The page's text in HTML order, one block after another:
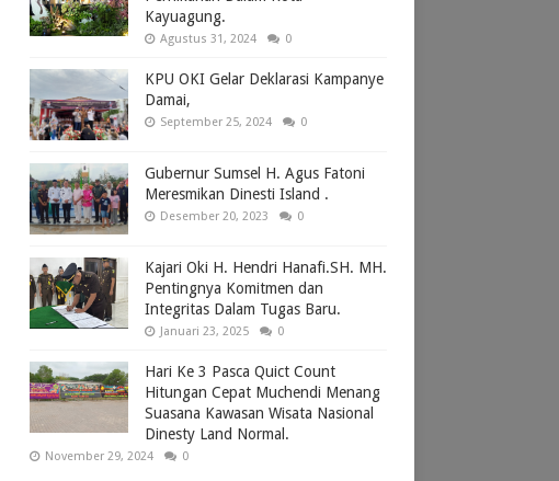
Kayuagung.
Agustus 31, 2024 0
KPU OKI Gelar Deklarasi Kampanye
Damai,
September 25, 2024 0
Gubernur Sumsel H. Agus Fatoni
Meresmikan Dinesti Island .
Desember 20, 2023 0
Kajari Oki H. Hendri Hanafi.SH. MH.
Pentingnya Komitmen dan
Integritas Dalam Tugas Baru.
Januari 23, 2025 0
Hari Ke 3 Pasca Quict Count
Hitungan Cepat Muchendi Menang
Suasana Kawasan Wisata Nasional
Dinesty Land Normal.
November 29, 2024 0